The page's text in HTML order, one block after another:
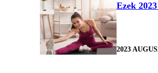
Ezek
2023